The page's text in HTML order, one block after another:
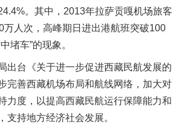
。其中，2013年拉萨贡嘎机场旅客
万人次，高峰期日进出港航班突破100
堵车”的现象。
出台《关于进一步促进西藏民航发展的
完善西藏机场布局和航线网络，加大对
力度，以提高西藏民航运行保障能力和
支持地方经济社会发展。